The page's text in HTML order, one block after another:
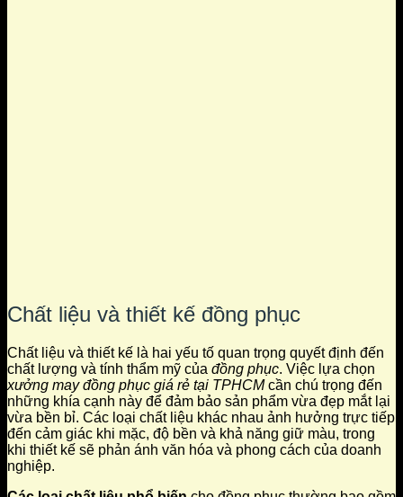
Chất liệu và thiết kế đồng phục
Chất liệu và thiết kế là hai yếu tố quan trọng quyết định đến
chất lượng và tính thẩm mỹ của đồng phục. Việc lựa chọn
xưởng may đồng phục giá rẻ tại TPHCMcần chú trọng đến
những khía cạnh này để đảm bảo sản phẩm vừa đẹp mắt lại
vừa bền bỉ. Các loại chất liệu khác nhau ảnh hưởng trực tiếp
đến cảm giác khi mặc, độ bền và khả năng giữ màu, trong
khi thiết kế sẽ phản ánh văn hóa và phong cách của doanh
nghiệp.